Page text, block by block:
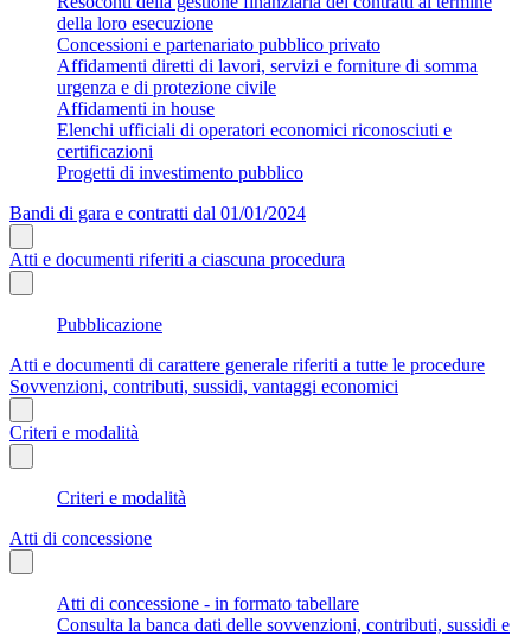
della loro esecuzione
Concessioni e partenariato pubblico privato
Affidamenti diretti di lavori, servizi e forniture di somma
urgenza e di protezione civile
Affidamenti in house
Elenchi ufficiali di operatori economici riconosciuti e
certificazioni
Progetti di investimento pubblico
Bandi di gara e contratti dal 01/01/2024
Atti e documenti riferiti a ciascuna procedura
Pubblicazione
Atti e documenti di carattere generale riferiti a tutte le procedure
Sovvenzioni, contributi, sussidi, vantaggi economici
Criteri e modalità
Criteri e modalità
Atti di concessione
Atti di concessione - in formato tabellare
Consulta la banca dati delle sovvenzioni, contributi, sussidi e